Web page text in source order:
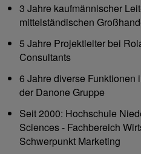
3 Jahre kaufmännischer
mittelständischen
5 Jahre Projektleiter bei
Consultants
6 Jahre diverse Funktionen
der Danone Gruppe
Seit 2000: Hochschule
Sciences - Fachbereich
Schwerpunkt Marketing